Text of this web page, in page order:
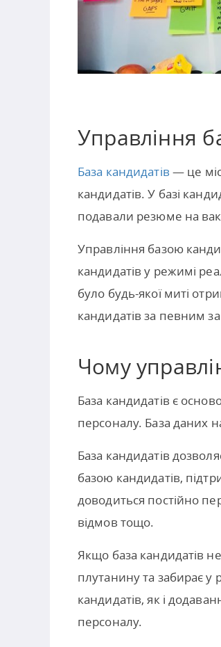
Управління
База кандидатів — це
кандидатів. У базі
подавали резюме на
Управління базою
кандидатів у режимі
було будь-якої миті
кандидатів за певним
Чому
База кандидатів є
персоналу. База даних
База кандидатів
базою кандидатів,
доводиться постійно
відмов тощо.
Якщо база кандидатів
плутанину та забирає у
кандидатів, як і
персоналу.